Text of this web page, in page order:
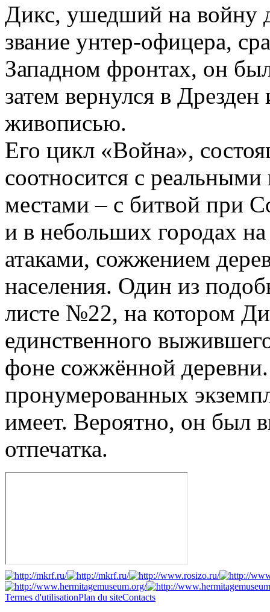
Дикс, ушедший на войну
звание унтер-офицера,
Западном фронтах, он
затем вернулся в
живописью.
Его цикл «Война»,
соотносится с
местами – с битвой при
и в небольших городах
атаками, сожжением
населения. Один из
листе №22, на котором
единственного
фоне сожжённой
пронумерованных
имеет. Вероятно, он был
отпечатка.
Termes d'utilisationPlan du siteContacts